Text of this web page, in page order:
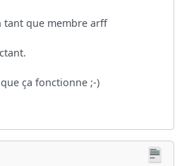
tant que membre arff
ça fonctionne ;-)